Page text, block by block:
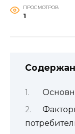
ПРОСМОТРОВ
1